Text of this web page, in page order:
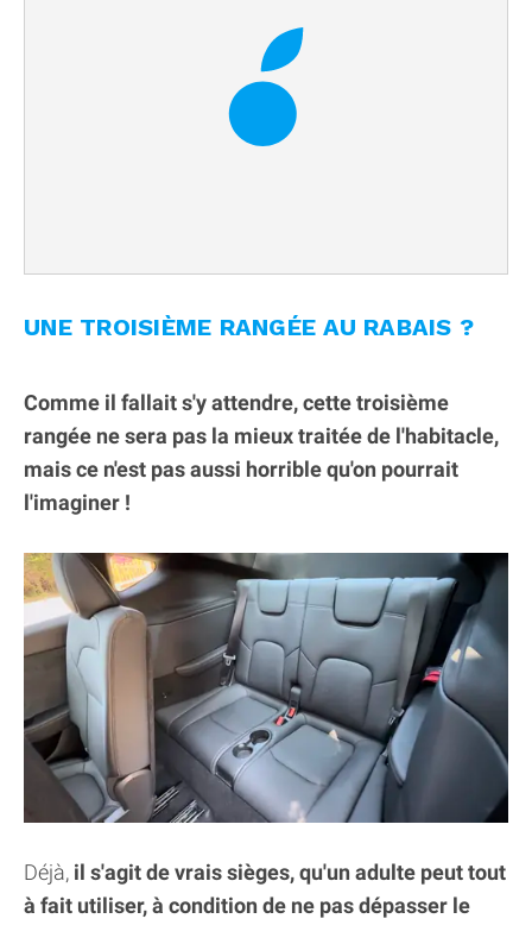
UNE TROISIÈME RANGÉE AU RABAIS ?
Comme il fallait s'y attendre, cette troisième
rangée ne sera pas la mieux traitée de l'habitacle,
mais ce n'est pas aussi horrible qu'on pourrait
l'imaginer !
Déjà, il s'agit de vrais sièges, qu'un adulte peut tout
à fait utiliser, à condition de ne pas dépasser le